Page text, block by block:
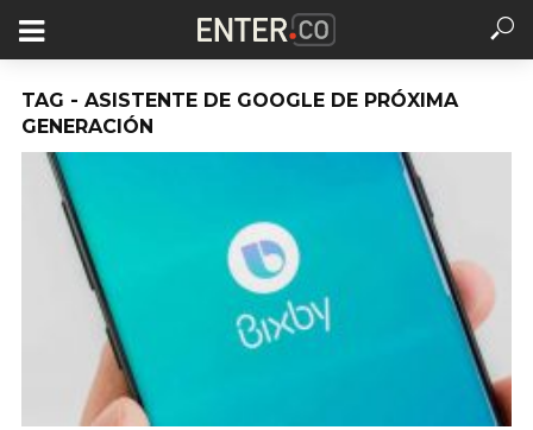
TAG - ASISTENTE DE GOOGLE DE PRÓXIMA
GENERACIÓN